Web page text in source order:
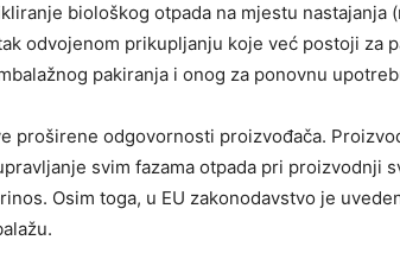
biološkog otpada na mjestu nastajanja
odvojenom prikupljanju koje već postoji za
pakiranja i onog za ponovnu
proširene odgovornosti proizvođača.
svim fazama otpada pri proizvodnji
Osim toga, u EU zakonodavstvo je